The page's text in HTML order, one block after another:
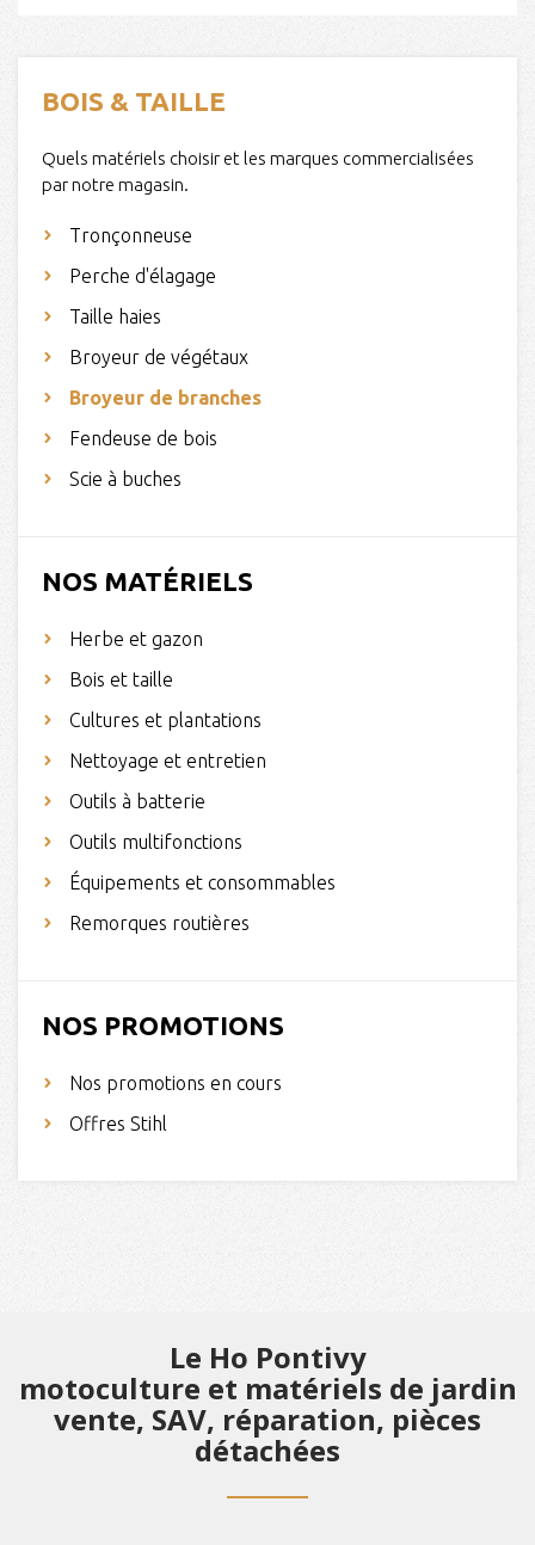
BOIS & TAILLE
Quels matériels choisir et les marques commercialisées
par notre magasin.
Tronçonneuse
Perche d'élagage
Taille haies
Broyeur de végétaux
Broyeur de branches
Fendeuse de bois
Scie à buches
NOS MATÉRIELS
Herbe et gazon
Bois et taille
Cultures et plantations
Nettoyage et entretien
Outils à batterie
Outils multifonctions
Équipements et consommables
Remorques routières
NOS PROMOTIONS
Nos promotions en cours
Offres Stihl
Le Ho Pontivy
motoculture et matériels de jardin
vente, SAV, réparation, pièces
détachées